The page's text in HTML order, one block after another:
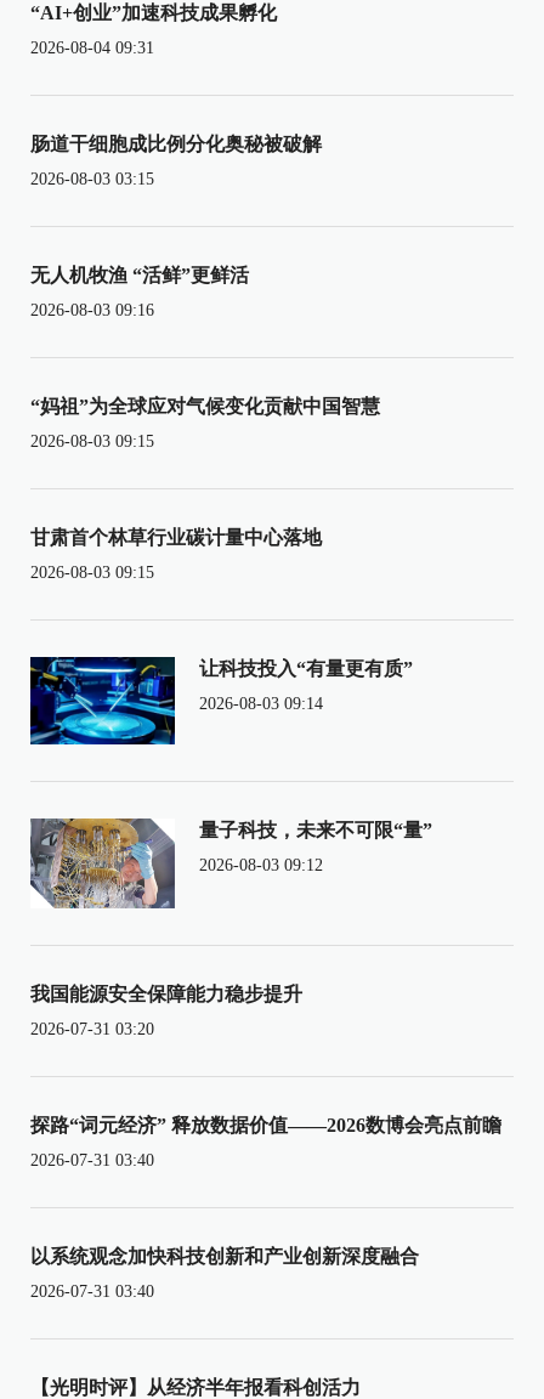
“AI+创业”加速科技成果孵化
2026-08-04 09:31
肠道干细胞成比例分化奥秘被破解
2026-08-03 03:15
无人机牧渔 “活鲜”更鲜活
2026-08-03 09:16
“妈祖”为全球应对气候变化贡献中国智慧
2026-08-03 09:15
甘肃首个林草行业碳计量中心落地
2026-08-03 09:15
让科技投入“有量更有质”
2026-08-03 09:14
量子科技，未来不可限“量”
2026-08-03 09:12
我国能源安全保障能力稳步提升
2026-07-31 03:20
探路“词元经济” 释放数据价值——2026数博会亮点前瞻
2026-07-31 03:40
以系统观念加快科技创新和产业创新深度融合
2026-07-31 03:40
【光明时评】从经济半年报看科创活力